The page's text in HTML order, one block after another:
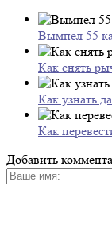
Вымпел 55
Как снять
Как узнать
Как
Добавить